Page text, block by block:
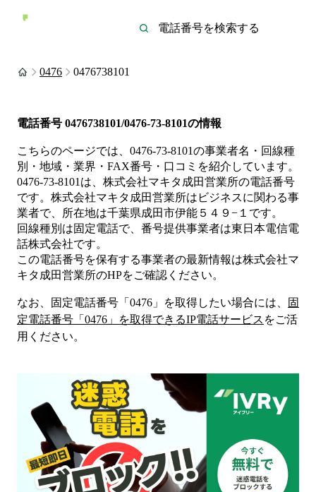
0476 0476738101
電話番号 0476738101/0476-73-8101の情報
こちらのページでは、 0476-73-8101の事業者名・回線種
別・地域・業界・FAX番号・口コミを紹介しています。
0476-73-8101 は、 株式会社マキタ成田営業所の電話番号
です。 株式会社マキタ成田営業所は ビジネスに関わる事
業者で、所在地は千葉県成田市伊能５４９−１ です。
回線種別は固定電話で、番号提供事業者は東日本電信電
話株式会社です。
この電話番号を保有する事業者の最新情報は株式会社マ
キタ成田営業所のHPをご確認ください。
なお、固定電話番号「 0476 」を取得したい場合には、
固
定電話番号「 0476 」を取得できるIP電話サービス をご活
用ください。